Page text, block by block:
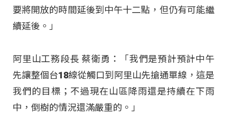
要將開放的時間延後到中午十二點，但仍有可能繼
續延後。」
阿里山工務段長 蔡衛勇：「我們是預計預計中午
先讓整個台18線從觸口到阿里山先搶通單線，這是
我們的目標；不過現在山區降雨還是持續在下雨
中，倒樹的情況還滿嚴重的。」